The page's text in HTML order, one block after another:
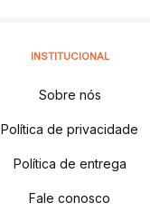
INSTITUCIONAL
Sobre nós
Política de privacidade
Política de entrega
Fale conosco